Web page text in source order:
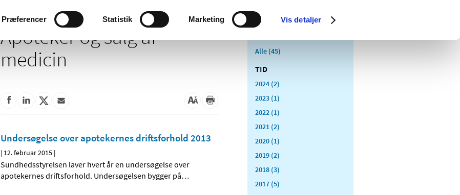
Præferencer Statistik Marketing Vis detaljer
Apoteker og salg af
medicin
Undersøgelse over apotekernes driftsforhold 2013
| 12. februar 2015 |
Sundhedsstyrelsen laver hvert år en undersøgelse over
apotekernes driftsforhold. Undersøgelsen bygger på…
Alle (45)
TID
2024 (2)
2023 (1)
2022 (1)
2021 (2)
2020 (1)
2019 (2)
2018 (3)
2017 (5)